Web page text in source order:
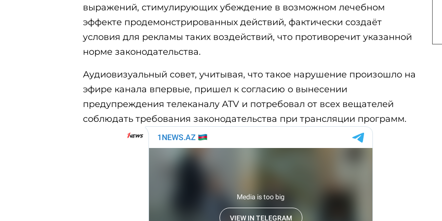
выражений, стимулирующих убеждение в возможном лечебном
эффекте продемонстрированных действий, фактически создаёт
условия для рекламы таких воздействий, что противоречит указанной
норме законодательства.
Аудиовизуальный совет, учитывая, что такое нарушение произошло на
эфире канала впервые, пришел к согласию о вынесении
предупреждения телеканалу ATV и потребовал от всех вещателей
соблюдать требования законодательства при трансляции программ.